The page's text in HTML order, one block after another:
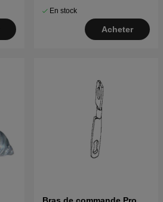
En stock
Acheter